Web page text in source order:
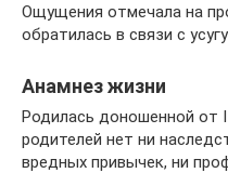
Ощущения отмечала на
обратилась в связи с
Анамнез жизни
Родилась доношенной от
родителей нет ни
вредных привычек, ни